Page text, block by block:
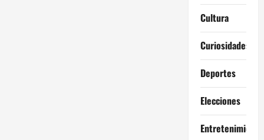
Cultura
Curiosidades
Deportes
Elecciones
Entretenimiento